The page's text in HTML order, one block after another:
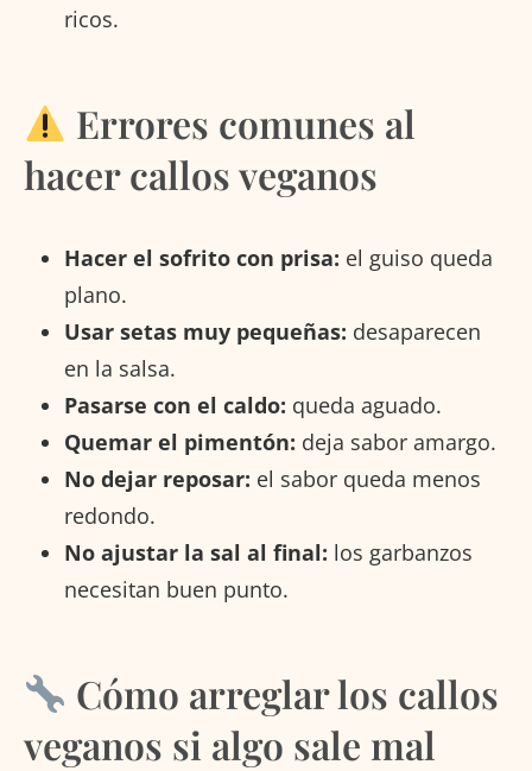
ricos.
Errores comunes al
hacer callos veganos
Hacer el sofrito con prisa: el guiso queda
plano.
Usar setas muy pequeñas: desaparecen
en la salsa.
Pasarse con el caldo: queda aguado.
Quemar el pimentón: deja sabor amargo.
No dejar reposar: el sabor queda menos
redondo.
No ajustar la sal al final: los garbanzos
necesitan buen punto.
Cómo arreglar los callos
veganos si algo sale mal